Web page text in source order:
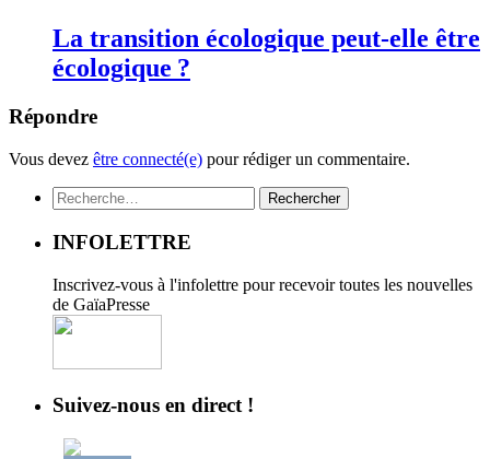
La transition écologique peut-elle être
écologique ?
Répondre
Vous devez être connecté(e) pour rédiger un commentaire.
Rechercher :
INFOLETTRE
Inscrivez-vous à l'infolettre pour recevoir toutes les nouvelles
de GaïaPresse
Suivez-nous en direct !